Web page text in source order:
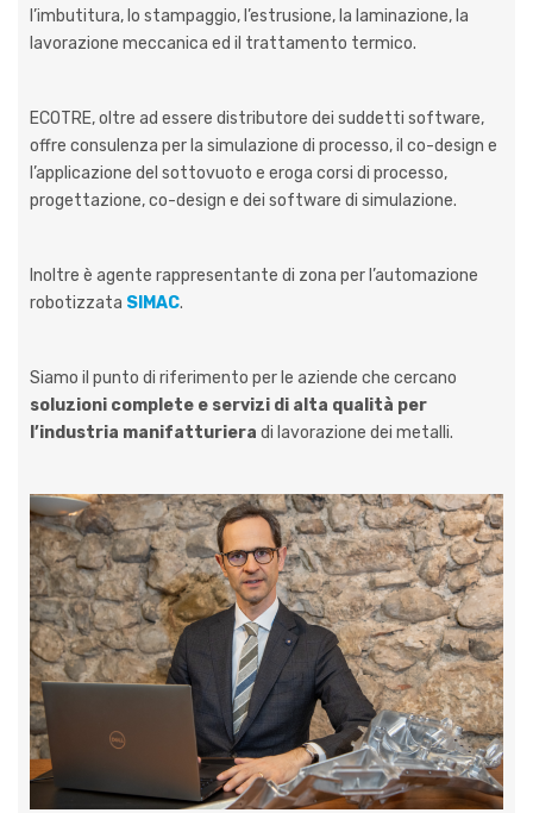
l’imbutitura, lo stampaggio, l’estrusione, la laminazione, la
lavorazione meccanica ed il trattamento termico.
ECOTRE, oltre ad essere distributore dei suddetti software,
offre consulenza per la simulazione di processo, il co-design e
l’applicazione del sottovuoto e eroga corsi di processo,
progettazione, co-design e dei software di simulazione.
Inoltre è agente rappresentante di zona per l’automazione
robotizzata SIMAC.
Siamo il punto di riferimento per le aziende che cercano
soluzioni complete e servizi di alta qualità per
l’industria manifatturiera di lavorazione dei metalli.